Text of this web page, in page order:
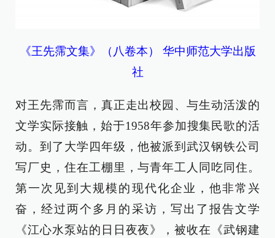
《王先霈文集》（八卷本） 华中师范大学出版
社
对王先霈而言，真正走出校园、与生动活泼的
文学实际接触，始于1958年参加搜集民歌的活
动。到了大学四年级，他被派到武汉钢铁公司
写厂史，住在工棚里，与青年工人同吃同住。
第一次见到大规模的现代化企业，他非常兴
奋，经过两个多月的采访，写出了报告文学
《江心水泵站的日日夜夜》，被收在《武钢建